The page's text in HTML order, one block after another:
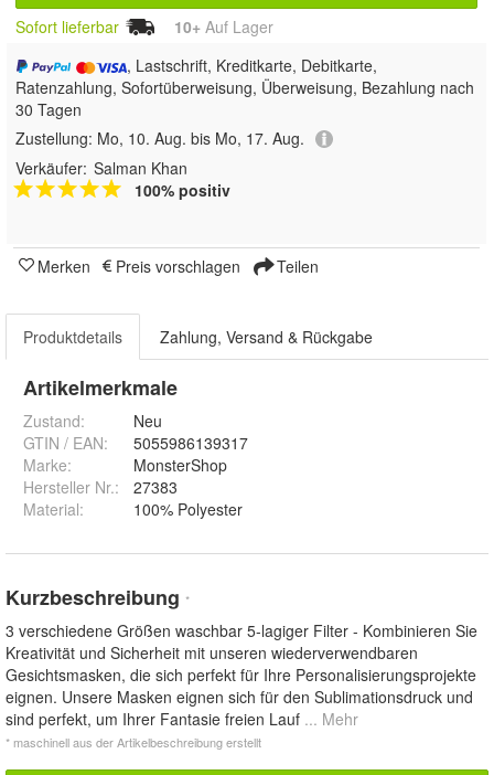
Sofort lieferbar 10+ Auf Lager
, Lastschrift, Kreditkarte, Debitkarte,
Ratenzahlung, Sofortüberweisung, Überweisung, Bezahlung nach
30 Tagen
Zustellung: Mo, 10. Aug. bis Mo, 17. Aug.
Verkäufer: Salman Khan
100% positiv
Merken Preis vorschlagen Teilen
Produktdetails Zahlung, Versand & Rückgabe
Artikelmerkmale
Zustand:
Neu
GTIN / EAN:
5055986139317
Marke:
MonsterShop
Hersteller Nr.:
27383
Material: 100% Polyester
Kurzbeschreibung *
3 verschiedene Größen waschbar 5-lagiger Filter - Kombinieren Sie
Kreativität und Sicherheit mit unseren wiederverwendbaren
Gesichtsmasken, die sich perfekt für Ihre Personalisierungsprojekte
eignen. Unsere Masken eignen sich für den Sublimationsdruck und
sind perfekt, um Ihrer Fantasie freien Lauf ... Mehr
* maschinell aus der Artikelbeschreibung erstellt